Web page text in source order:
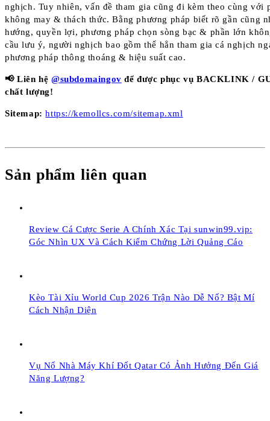
nghịch. Tuy nhiên, vấn đề tham gia cũng đi kèm theo cùng với
không may & thách thức. Bằng phương pháp biết rõ gần cũng
hướng, quyền lợi, phương pháp chọn sòng bạc & phần lớn
cầu lưu ý, người nghịch bao gồm thể hẳn tham gia cá nghịch
phương pháp thông thoáng & hiệu suất cao.
📢 Liên hệ @subdomaingov để được phục vụ BACKLINK /
chất lượng!
Sitemap: https://kemollcs.com/sitemap.xml
Sản phẩm liên quan
Review Cá Cược Serie A Chính Xác Tại sunwin99.vip:
Góc Nhìn UX Và Cách Kiểm Chứng Lời Quảng Cáo
Kèo Tài Xỉu World Cup 2026 Trận Nào Dễ Nổ? Bật Mí
Cách Nhận Diện
Vụ Nổ Nhà Máy Khí Đốt Qatar Có Ảnh Hưởng Đến Giá
Năng Lượng?